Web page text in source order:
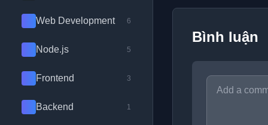
Web Development 6
Node.js 5
Frontend 3
Backend 1
Bình luận